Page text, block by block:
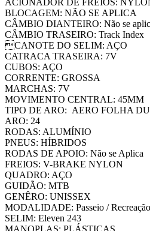
BLOCAGEM: NÃO SE APLICA
CÂMBIO DIANTEIRO: Não se
CÂMBIO TRASEIRO: Track Index
CANOTE DO SELIM: AÇO
CATRACA TRASEIRA: 7V
CUBOS: AÇO
CORRENTE: GROSSA
MARCHAS: 7V
MOVIMENTO CENTRAL: 45MM
TIPO DE ARO: AERO FOLHA
ARO: 24
RODAS: ALUMÍNIO
PNEUS: HÍBRIDOS
RODAS DE APOIO: Não se Aplica
FREIOS: V-BRAKE NYLON
QUADRO: AÇO
GUIDÃO: MTB
GENÊRO: UNISSEX
MODALIDADE: Passeio /
SELIM: Eleven 243
MANOPLAS: PLÁSTICAS